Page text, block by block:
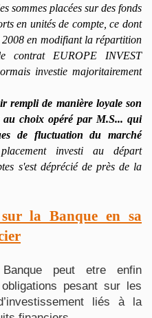
sommes placées sur des fonds
en unités de compte, ce dont
en modifiant la répartition
contrat EUROPE INVEST
investie majoritairement
rempli de manière loyale son
au choix opéré par M.S... qui
de fluctuation du marché
investi au départ
s'est déprécié de près de la
la Banque en sa
peut etre enfin
pesant sur les
liés à la